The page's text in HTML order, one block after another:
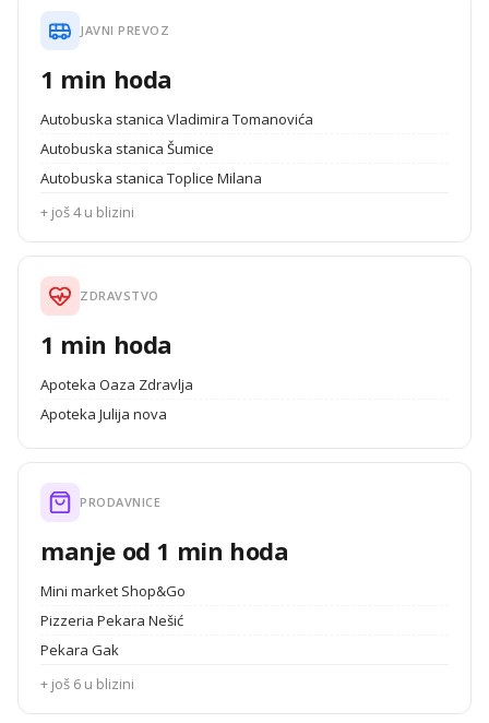
JAVNI PREVOZ
1 min hoda
Autobuska stanica Vladimira Tomanovića
Autobuska stanica Šumice
Autobuska stanica Toplice Milana
+ još 4 u blizini
ZDRAVSTVO
1 min hoda
Apoteka Oaza Zdravlja
Apoteka Julija nova
PRODAVNICE
manje od 1 min hoda
Mini market Shop&Go
Pizzeria Pekara Nešić
Pekara Gak
+ još 6 u blizini